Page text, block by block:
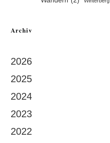
Archiv
2026
2025
2024
2023
2022